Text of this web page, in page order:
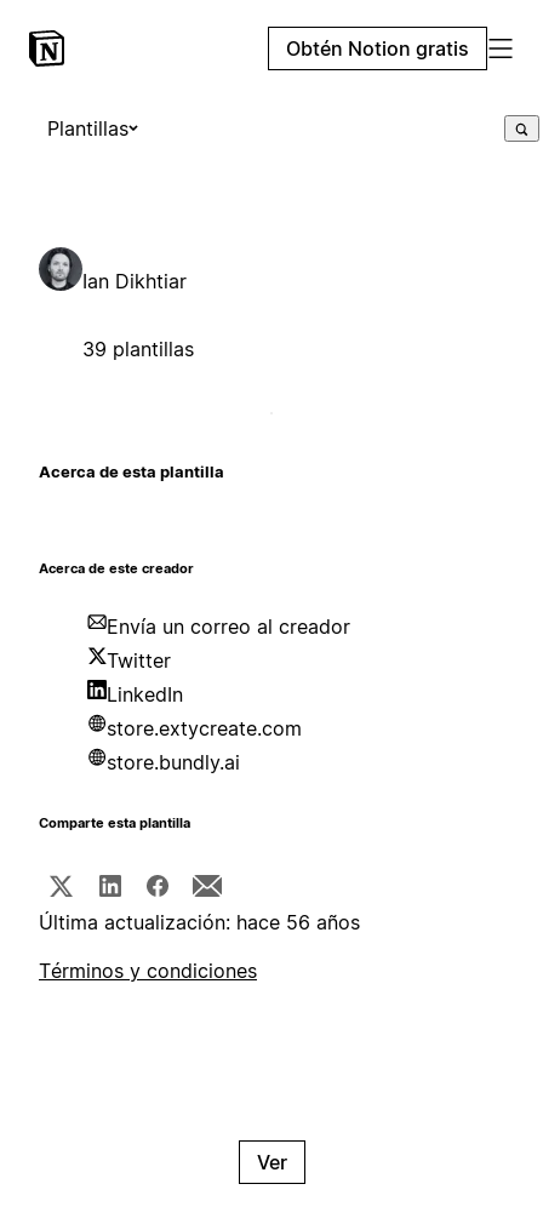
Obtén Notion gratis
Plantillas
Ian Dikhtiar
39 plantillas
Acerca de esta plantilla
Acerca de este creador
Envía un correo al creador
Twitter
LinkedIn
store.extycreate.com
store.bundly.ai
Comparte esta plantilla
Última actualización: hace 56 años
Términos y condiciones
Ver